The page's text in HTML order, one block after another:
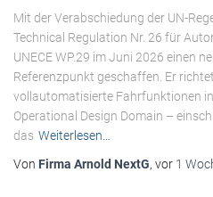
Mit der Verabschiedung der UN-
Technical Regulation Nr. 26 für
UNECE WP.29 im Juni 2026 einen
Referenzpunkt geschaffen. Er
vollautomatisierte Fahrfunktionen
Operational Design Domain –
das Weiterlesen…
Von Firma Arnold NextG, vor 1